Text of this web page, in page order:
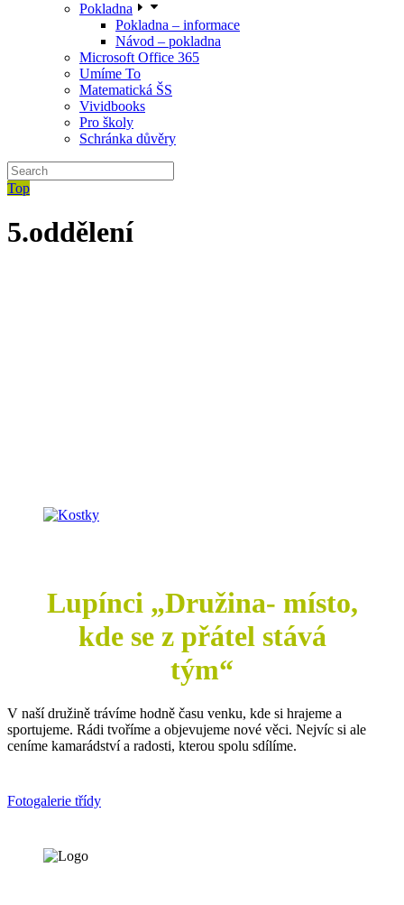
Pokladna
Pokladna – informace
Návod – pokladna
Microsoft Office 365
Umíme To
Matematická ŠS
Vividbooks
Pro školy
Schránka důvěry
Top
5.oddělení
Lupínci „Družina- místo,
kde se z přátel stává
tým“
V naší družině trávíme hodně času venku, kde si hrajeme a
sportujeme. Rádi tvoříme a objevujeme nové věci. Nejvíc si ale
ceníme kamarádství a radosti, kterou spolu sdílíme.
Fotogalerie třídy